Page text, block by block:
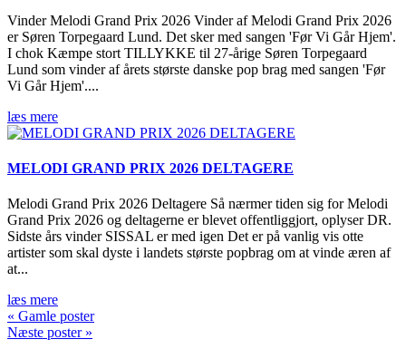
Vinder Melodi Grand Prix 2026 Vinder af Melodi Grand Prix 2026
er Søren Torpegaard Lund. Det sker med sangen 'Før Vi Går Hjem'.
I chok Kæmpe stort TILLYKKE til 27-årige Søren Torpegaard
Lund som vinder af årets største danske pop brag med sangen 'Før
Vi Går Hjem'....
læs mere
MELODI GRAND PRIX 2026 DELTAGERE
Melodi Grand Prix 2026 Deltagere Så nærmer tiden sig for Melodi
Grand Prix 2026 og deltagerne er blevet offentliggjort, oplyser DR.
Sidste års vinder SISSAL er med igen Det er på vanlig vis otte
artister som skal dyste i landets største popbrag om at vinde æren af
at...
læs mere
« Gamle poster
Næste poster »